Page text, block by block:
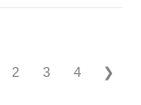
2 3 4 ❯